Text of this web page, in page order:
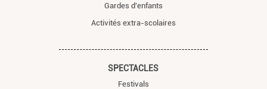
Gardes d'enfants
Activités extra-scolaires
SPECTACLES
Festivals